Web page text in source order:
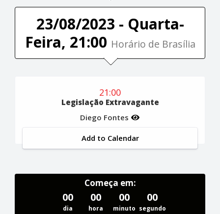
23/08/2023 - Quarta-
Feira, 21:00 Horário de Brasília
21:00
Legislação Extravagante
Diego Fontes
Add to Calendar
Começa em:
00
dia
00
hora
00
minuto
00
segundo